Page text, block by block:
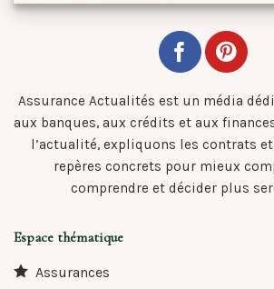
Assurance Actualités est un média
aux banques, aux crédits et aux
l’actualité, expliquons les contrats
repères concrets pour mieux
comprendre et décider plus
Espace thématique
Assurances